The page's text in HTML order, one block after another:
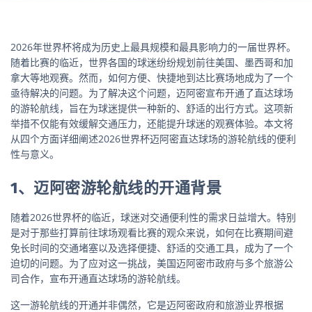
2026年世界杯将成为历史上最具规模和最具影响力的一届世界杯。
随着比赛的临近，世界各国的球迷纷纷规划前往美国、墨西哥和加
拿大等地观赛。然而，如何方便、快捷地到达比赛场地成为了一个
亟待解决的问题。为了解决这个问题，迈阿密宣布开通了直达球场
的游轮航线，旨在为球迷提供一种新的、舒适的出行方式。这项新
举措不仅能有效缓解交通压力，还能提升球迷的观赛体验。本文将
从四个方面详细阐述2026世界杯迈阿密直达球场的游轮航线的便利
性与意义。
1、迈阿密游轮航线的开通背景
随着2026世界杯的临近，球迷对交通便利性的需求日益增大。特别
是对于那些打算前往球场观看比赛的观众来说，如何在比赛期间避
免长时间的交通堵塞以及选择便捷、舒适的交通工具，成为了一个
迫切的问题。为了应对这一挑战，美国迈阿密市政府与多个旅游公
司合作，宣布开通直达球场的游轮航线。
这一游轮航线的开通并非偶然，它是迈阿密政府和旅游业界根据